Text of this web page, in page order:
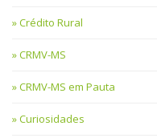
Crédito Rural
CRMV-MS
CRMV-MS em Pauta
Curiosidades